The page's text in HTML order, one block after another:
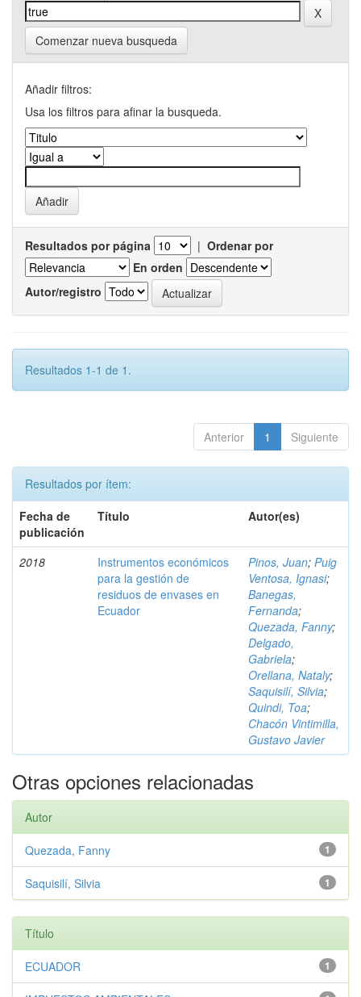
Comenzar nueva busqueda
Añadir filtros:
Usa los filtros para afinar la busqueda.
Resultados por página | Ordenar por
En orden
Autor/registro
Resultados 1-1 de 1.
Anterior 1 Siguiente
Resultados por ítem:
Fecha de
publicación
Título Autor(es)
2018
Instrumentos económicos
para la gestión de
residuos de envases en
Ecuador
Pinos, Juan; Puig
Ventosa, Ignasi;
Banegas,
Fernanda;
Quezada, Fanny;
Delgado,
Gabriela;
Orellana, Nataly;
Saquisilí, Silvia;
Quindi, Toa;
Chacón Vintimilla,
Gustavo Javier
Otras opciones relacionadas
Autor
1
Quezada, Fanny
1
Saquisilí, Silvia
Título
1
ECUADOR